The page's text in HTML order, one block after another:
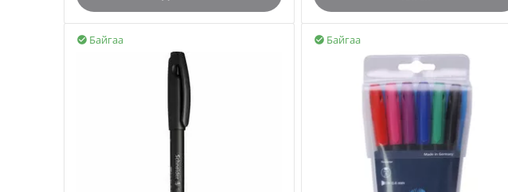
Байгаа
 Байгаа
